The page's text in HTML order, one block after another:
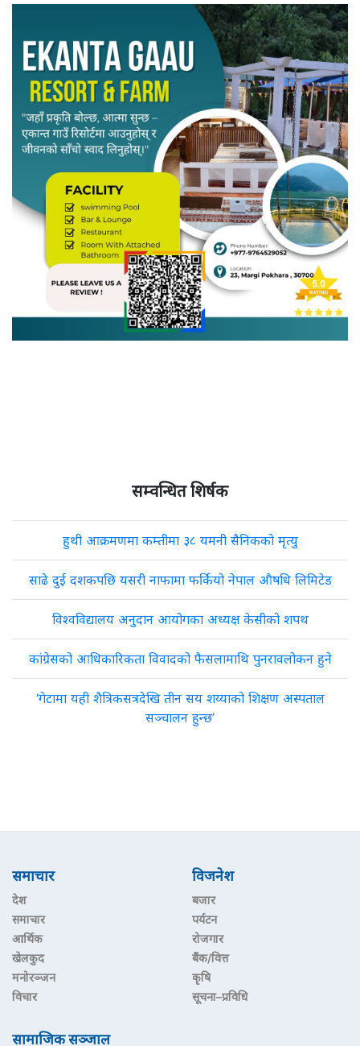
सम्वन्धित शिर्षक
हुथी आक्रमणमा कम्तीमा ३८ यमनी सैनिकको मृत्यु
साढे दुई दशकपछि यसरी नाफामा फर्कियो नेपाल औषधि लिमिटेड
विश्वविद्यालय अनुदान आयोगका अध्यक्ष केसीको शपथ
कांग्रेसको आधिकारिकता विवादको फैसलामाथि पुनरावलोकन हुने
‘गेटामा यही शैत्रिकसत्रदेखि तीन सय शय्याको शिक्षण अस्पताल
सञ्चालन हुन्छ’
समाचार
देश
समाचार
आर्थिक
खेलकुद
मनोरञ्जन
विचार
विजनेश
बजार
पर्यटन
रोजगार
बैंक/वित्त
कृषि
सूचना–प्रविधि
सामाजिक सञ्जाल